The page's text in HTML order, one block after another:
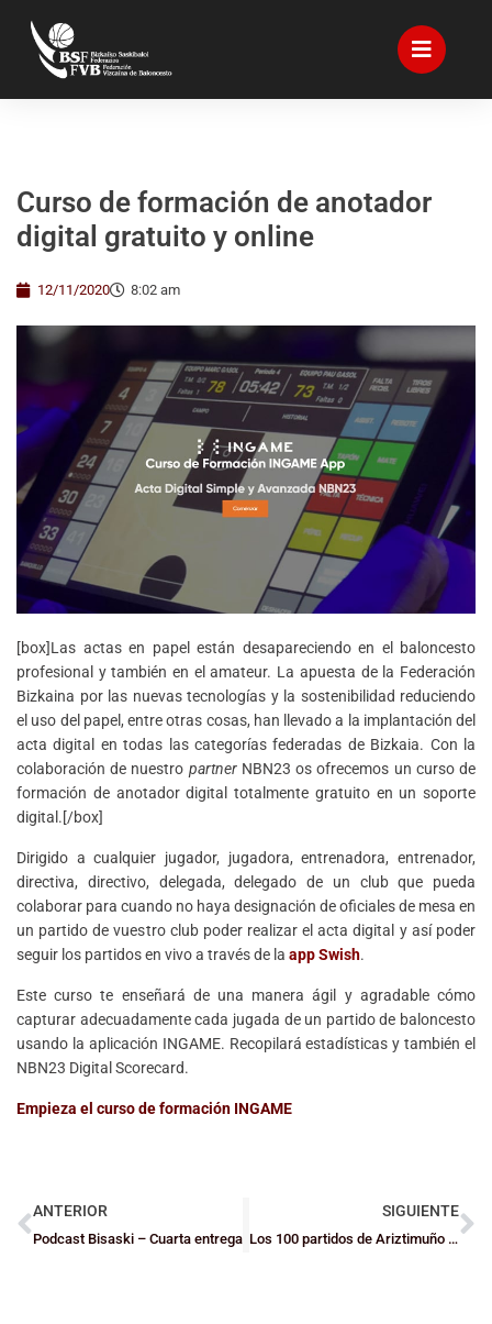
Curso de formación de anotador
digital gratuito y online
12/11/2020 8:02 am
[box]Las actas en papel están desapareciendo en el baloncesto
profesional y también en el amateur. La apuesta de la Federación
Bizkaina por las nuevas tecnologías y la sostenibilidad reduciendo
el uso del papel, entre otras cosas, han llevado a la implantación del
acta digital en todas las categorías federadas de Bizkaia. Con la
colaboración de nuestro partnerNBN23 os ofrecemos un curso de
formación de anotador digital totalmente gratuito en un soporte
digital.[/box]
Dirigido a cualquier jugador, jugadora, entrenadora, entrenador,
directiva, directivo, delegada, delegado de un club que pueda
colaborar para cuando no haya designación de oficiales de mesa en
un partido de vuestro club poder realizar el acta digital y así poder
seguir los partidos en vivo a través de la app Swish.
Este curso te enseñará de una manera ágil y agradable cómo
capturar adecuadamente cada jugada de un partido de baloncesto
usando la aplicación INGAME. Recopilará estadísticas y también el
NBN23 Digital Scorecard.
Empieza el curso de formación INGAME
ANTERIOR
Podcast Bisaski – Cuarta entrega
SIGUIENTE
Los 100 partidos de Ariztimuño y el ranking de bizkainas en Liga Femenina